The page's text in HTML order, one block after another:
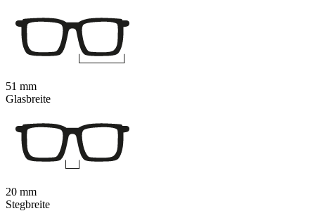
51 mm
Glasbreite
20 mm
Stegbreite